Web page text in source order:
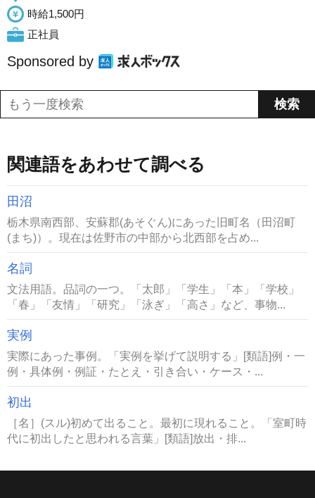
時給1,500円
正社員
Sponsored by
関連語をあわせて調べる
田沼
栃木県南西部、安蘇郡(あそぐん)にあった旧町名（田沼町
(まち)）。現在は佐野市の中部から北西部を占め...
名詞
文法用語。品詞の一つ。「太郎」「学生」「本」「学校」
「春」「友情」「研究」「泳ぎ」「高さ」など、事物...
実例
実際にあった事例。「実例を挙げて説明する」[類語]例・一
例・具体例・例証・たとえ・引き合い・ケース・...
初出
［名］(スル)初めて出ること。最初に現れること。「室町時
代に初出したと思われる言葉」[類語]放出・排...